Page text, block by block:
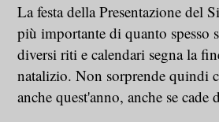
La festa della Presentazione del
più importante di quanto spesso
diversi riti e calendari segna la
natalizio. Non sorprende quindi
anche quest'anno, anche se cade